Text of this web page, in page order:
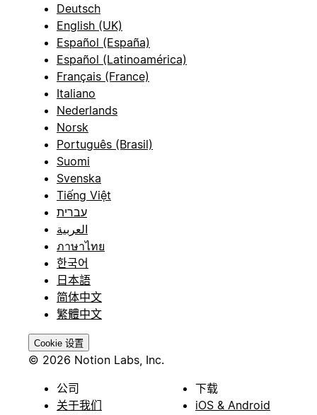
Deutsch
English (UK)
Español (España)
Español (Latinoamérica)
Français (France)
Italiano
Nederlands
Norsk
Português (Brasil)
Suomi
Svenska
Tiếng Việt
עברית
العربية
ภาษาไทย
한국어
日本語
简体中文
繁體中文
Cookie 设置
© 2026 Notion Labs, Inc.
公司
关于我们
下载
iOS & Android